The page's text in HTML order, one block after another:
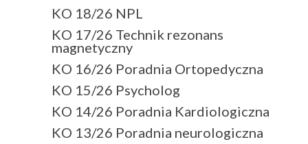
KO 18/26 NPL
KO 17/26 Technik rezonans
magnetyczny
KO 16/26 Poradnia Ortopedyczna
KO 15/26 Psycholog
KO 14/26 Poradnia Kardiologiczna
KO 13/26 Poradnia neurologiczna